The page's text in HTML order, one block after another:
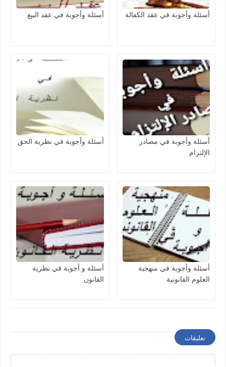
أسئلة وأجوبة في عقد الكفالة أسئلة وأجوبة في عقد البيع
أسئلة وأجوبة في مصادر
الإلتزام
أسئلة وأجوبة في نظرية الحق
أسئلة وأجوبة في منهجية
العلوم القانونية
أسئلة و أجوبة في نظرية
القانون
تعليقات